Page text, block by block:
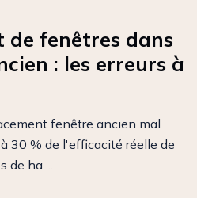
de fenêtres dans
: les erreurs à
fenêtre ancien mal
30 % de l'efficacité réelle de
de ha ...